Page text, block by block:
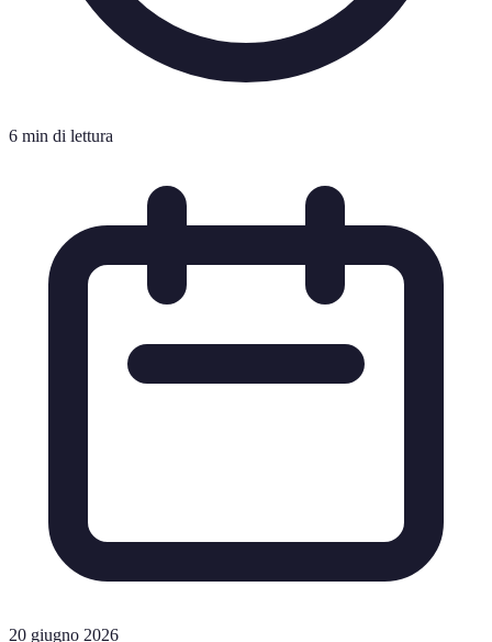
6 min di lettura
20 giugno 2026